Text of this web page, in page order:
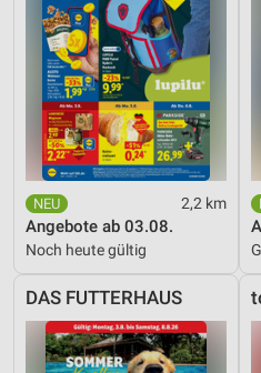
2,2 km
Angebote ab 03.08.
Noch heute gültig
DAS FUTTERHAUS